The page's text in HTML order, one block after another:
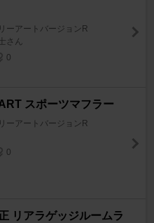
ーアートバージョンR
さん
0
スポーツマフラー
ーアートバージョンR
0
リアラゲッジルームラ